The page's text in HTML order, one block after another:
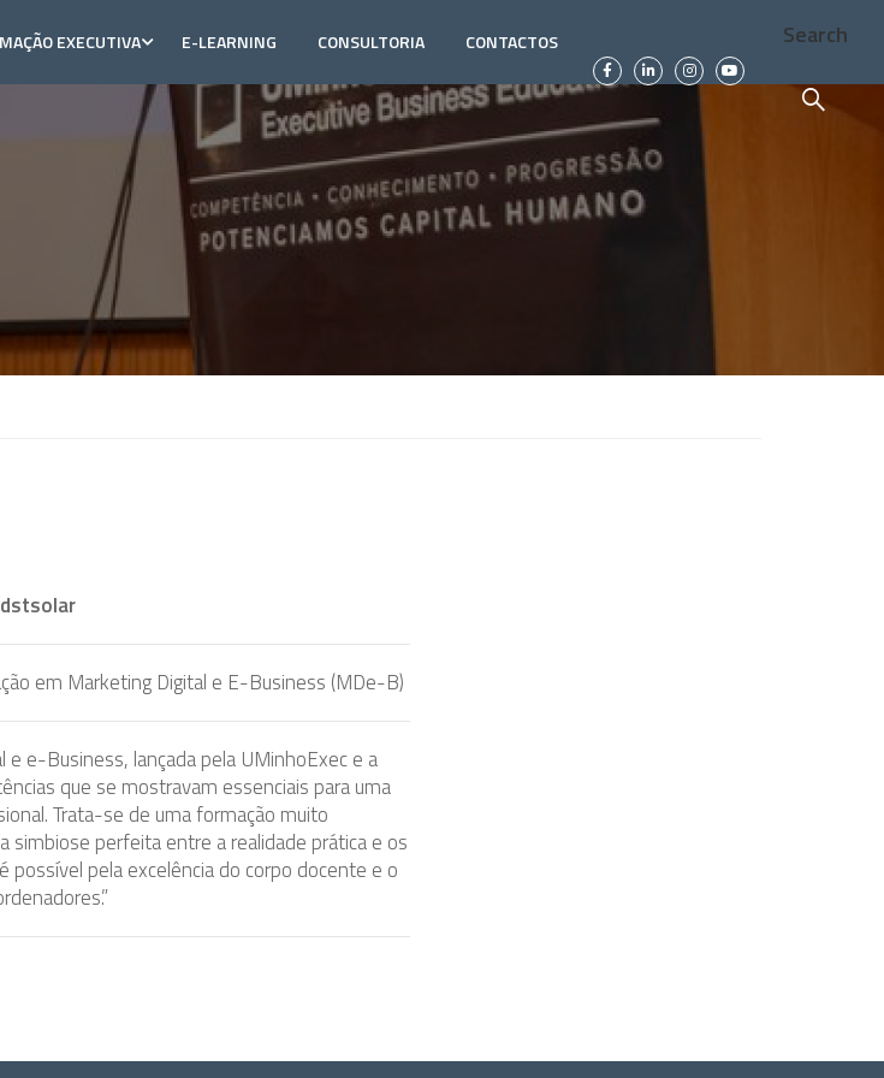
EXECUTIVA E-LEARNING CONSULTORIA CONTACTOS Search
dstsolar
em Marketing Digital e E-Business (MDe-B)
e-Business, lançada pela UMinhoExec e a
que se mostravam essenciais para uma
Trata-se de uma formação muito
perfeita entre a realidade prática e os
pela excelência do corpo docente e o